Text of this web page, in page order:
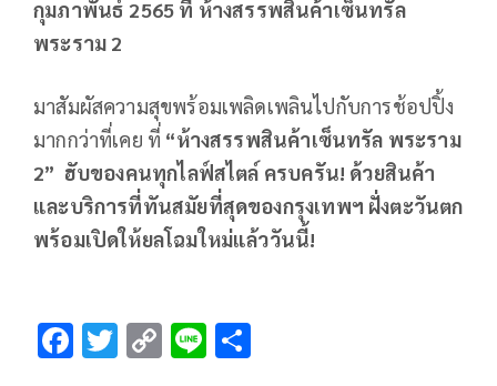
กุมภาพันธ์ 2565 ที่ ห้างสรรพสินค้าเซ็นทรัล
พระราม 2
มาสัมผัสความสุขพร้อมเพลิดเพลินไปกับการช้อปปิ้ง
มากกว่าที่เคย ที่ “ห้างสรรพสินค้าเซ็นทรัล พระราม
2” ฮับของคนทุกไลฟ์สไตล์ ครบครัน! ด้วยสินค้า
และบริการที่ทันสมัยที่สุดของกรุงเทพฯ ฝั่งตะวันตก
พร้อมเปิดให้ยลโฉมใหม่แล้ววันนี้!
F T C Li